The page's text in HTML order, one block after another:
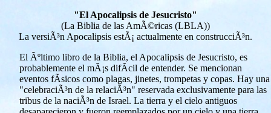
"El Apocalipsis de Jesucristo"
(La Biblia de las AmÃ©ricas (LBLA))
La versiÃ³n Apocalipsis estÃ¡ actualmente en construcciÃ³n.
El Ãºltimo libro de la Biblia, el Apocalipsis de Jesucristo, es
probablemente el mÃ¡s difÃ­cil de entender. Se mencionan
eventos fÃ­sicos como plagas, jinetes, trompetas y copas. Hay una
"celebraciÃ³n de la relaciÃ³n" reservada exclusivamente para las
tribus de la naciÃ³n de Israel. La tierra y el cielo antiguos